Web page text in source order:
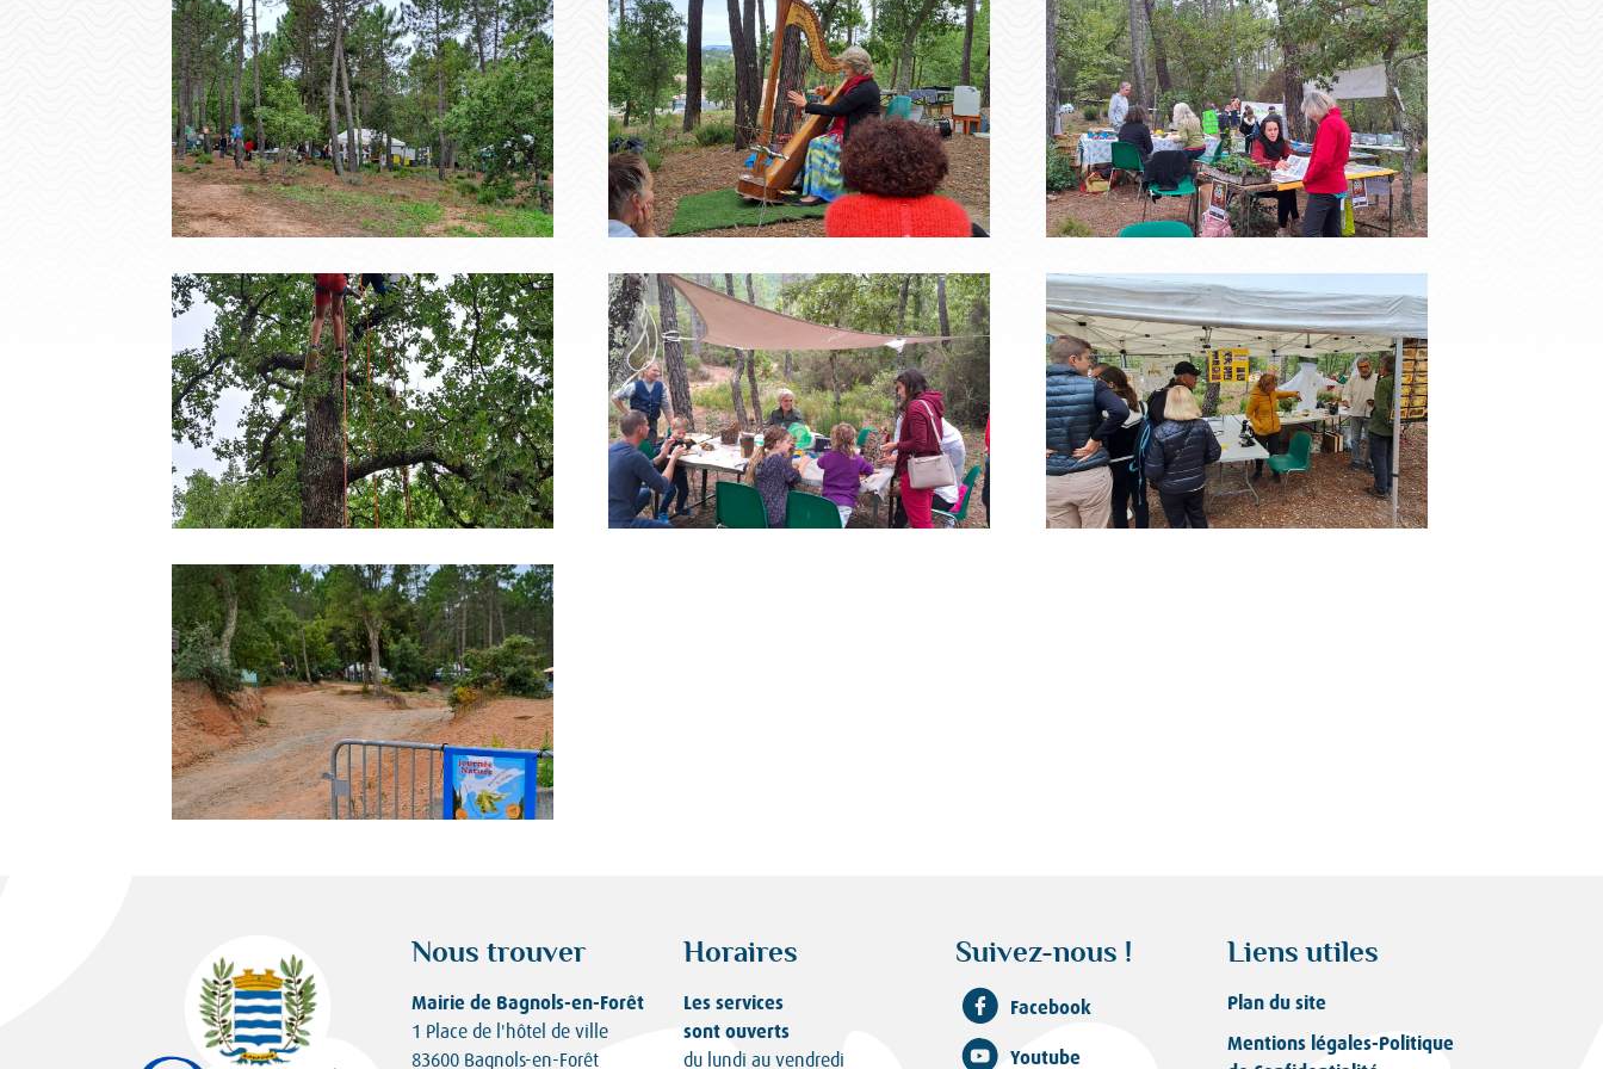
Nous trouver
Mairie de Bagnols-en-Forêt
1 Place de l'hôtel de ville
83600 Bagnols-en-Forêt
Horaires
Les services
sont ouverts
du lundi au vendredi
Suivez-nous !
Facebook
Youtube
Liens utiles
Plan du site
Mentions légales-Politique